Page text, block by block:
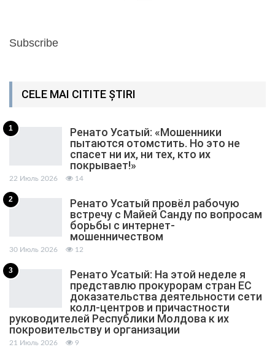
Subscribe
CELE MAI CITITE ȘTIRI
1
Ренато Усатый: «Мошенники
пытаются отомстить. Но это не
спасет ни их, ни тех, кто их
покрывает!»
22 Июль 2026 14
2
Ренато Усатый провёл рабочую
встречу с Майей Санду по вопросам
борьбы с интернет-
мошенничеством
30 Июль 2026 12
3
Ренато Усатый: На этой неделе я
представлю прокурорам стран ЕС
доказательства деятельности сети
колл-центров и причастности
руководителей Республики Молдова к их
покровительству и организации
21 Июль 2026 9